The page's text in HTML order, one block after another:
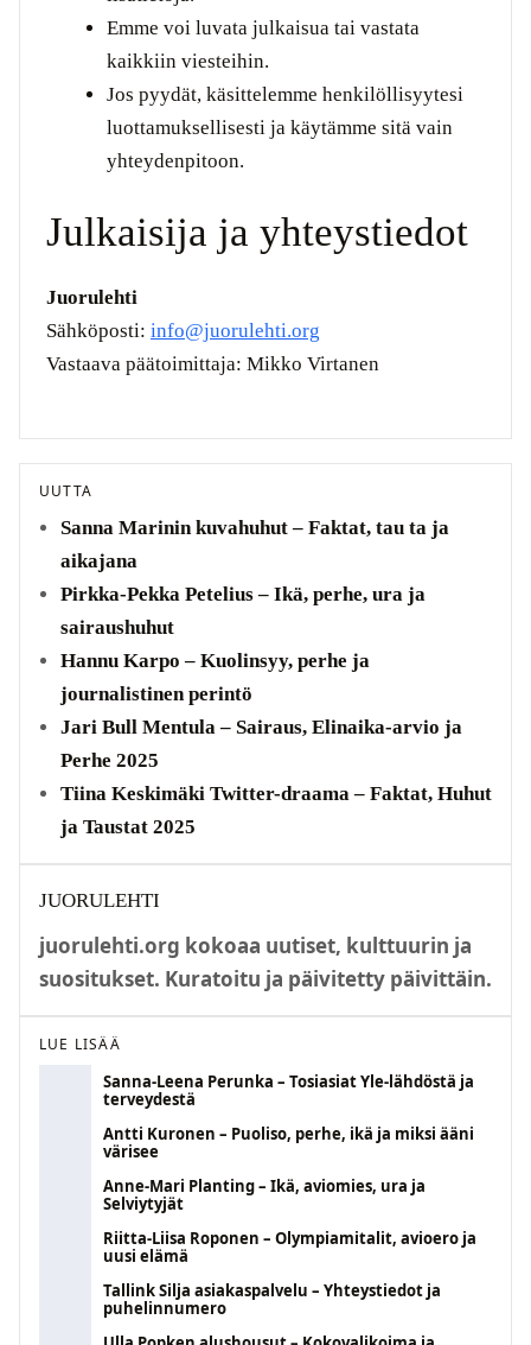
Emme voi luvata julkaisua tai vastata
kaikkiin viesteihin.
Jos pyydät, käsittelemme henkilöllisyytesi
luottamuksellisesti ja käytämme sitä vain
yhteydenpitoon.
Julkaisija ja yhteystiedot
Juorulehti
Sähköposti: info@juorulehti.org
Vastaava päätoimittaja: Mikko Virtanen
UUTTA
Sanna Marinin kuvahuhut – Faktat, tau ta ja
aikajana
Pirkka-Pekka Petelius – Ikä, perhe, ura ja
sairaushuhut
Hannu Karpo – Kuolinsyy, perhe ja
journalistinen perintö
Jari Bull Mentula – Sairaus, Elinaika-arvio ja
Perhe 2025
Tiina Keskimäki Twitter-draama – Faktat, Huhut
ja Taustat 2025
JUORULEHTI
juorulehti.org kokoaa uutiset, kulttuurin ja
suositukset. Kuratoitu ja päivitetty päivittäin.
LUE LISÄÄ
Sanna-Leena Perunka – Tosiasiat Yle-lähdöstä ja
terveydestä
Antti Kuronen – Puoliso, perhe, ikä ja miksi ääni
värisee
Anne-Mari Planting – Ikä, aviomies, ura ja
Selviytyjät
Riitta-Liisa Roponen – Olympiamitalit, avioero ja
uusi elämä
Tallink Silja asiakaspalvelu – Yhteystiedot ja
puhelinnumero